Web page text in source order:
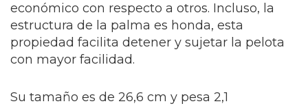
económico con respecto a otros. Incluso, la
estructura de la palma es honda, esta
propiedad facilita detener y sujetar la pelota
con mayor facilidad.
Su tamaño es de 26,6 cm y pesa 2,1